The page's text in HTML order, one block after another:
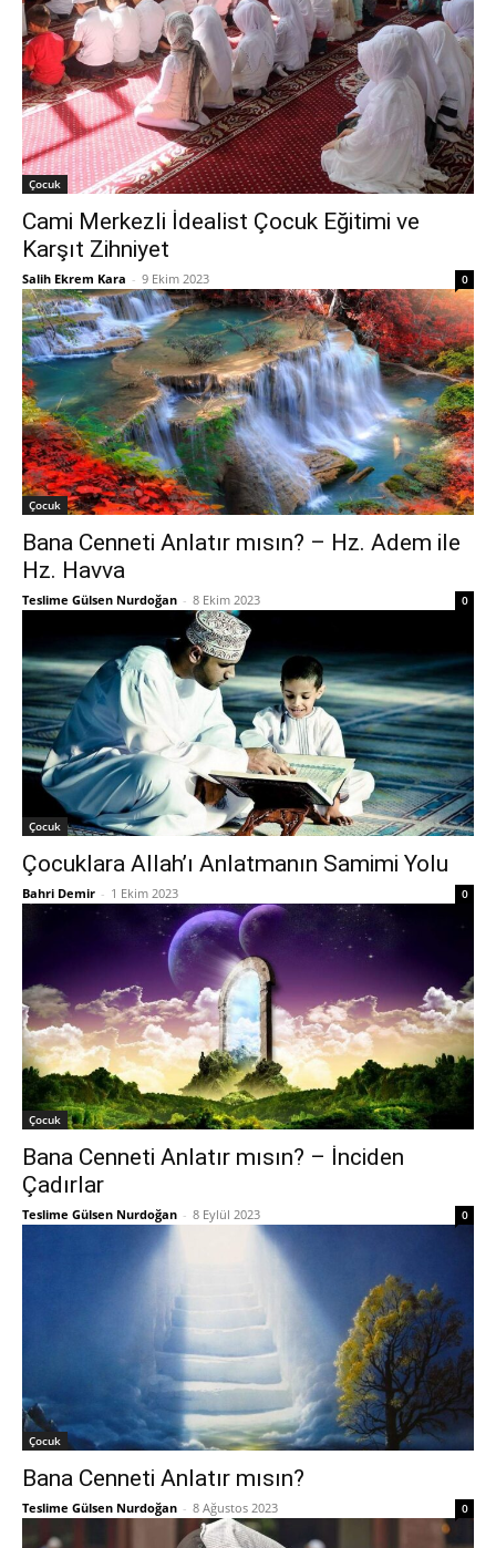
Çocuk
Cami Merkezli İdealist Çocuk Eğitimi ve
Karşıt Zihniyet
Salih Ekrem Kara - 9 Ekim 2023 0
Çocuk
Bana Cenneti Anlatır mısın? – Hz. Adem ile
Hz. Havva
Teslime Gülsen Nurdoğan - 8 Ekim 2023 0
Çocuk
Çocuklara Allah’ı Anlatmanın Samimi Yolu
Bahri Demir - 1 Ekim 2023 0
Çocuk
Bana Cenneti Anlatır mısın? – İnciden
Çadırlar
Teslime Gülsen Nurdoğan - 8 Eylül 2023 0
Çocuk
Bana Cenneti Anlatır mısın?
Teslime Gülsen Nurdoğan - 8 Ağustos 2023 0